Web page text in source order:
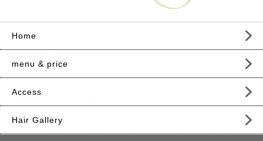
Home
menu & price
Access
Hair Gallery